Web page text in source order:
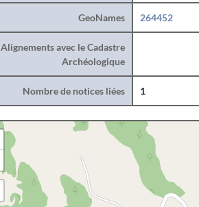
GeoNames 264452
Alignements avec le Cadastre
Archéologique
Nombre de notices liées 1